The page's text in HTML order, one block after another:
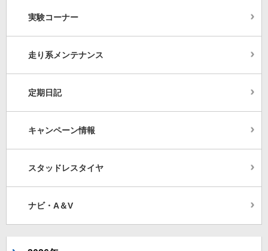
実験コーナー
走り系メンテナンス
定期日記
キャンペーン情報
スタッドレスタイヤ
ナビ・A＆V